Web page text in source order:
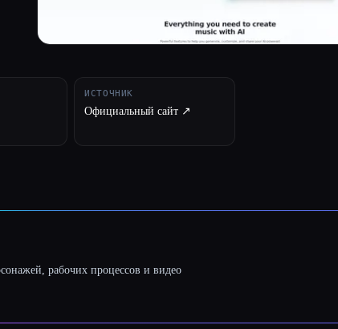
ИСТОЧНИК
Официальный сайт ↗︎
рабочих процессов и видео